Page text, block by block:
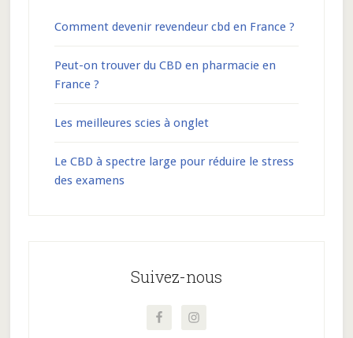
Comment devenir revendeur cbd en France ?
Peut-on trouver du CBD en pharmacie en
France ?
Les meilleures scies à onglet
Le CBD à spectre large pour réduire le stress
des examens
Suivez-nous